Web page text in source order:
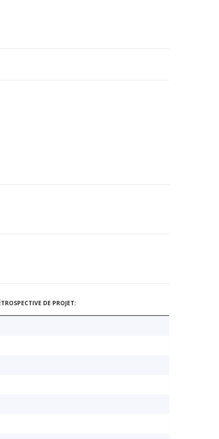
DE PROJET: